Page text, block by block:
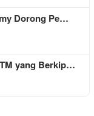
Dorong Pe…
yang Berkip…